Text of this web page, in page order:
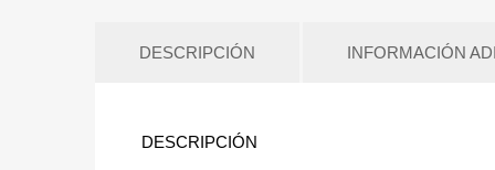
DESCRIPCIÓN INFORMACIÓN
DESCRIPCIÓN